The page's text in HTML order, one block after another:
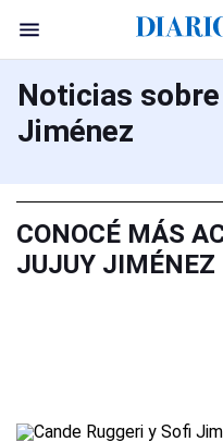
Noticias
Jiménez
CONOCÉ MÁS
JUJUY JIMÉNEZ